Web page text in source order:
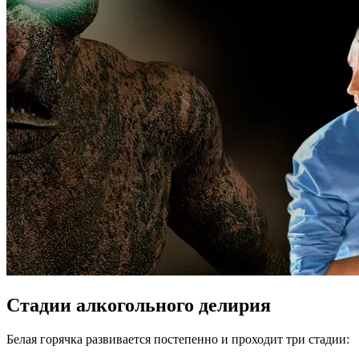
Стадии алкогольного делирия
Белая горячка развивается постепенно и проходит три стадии: